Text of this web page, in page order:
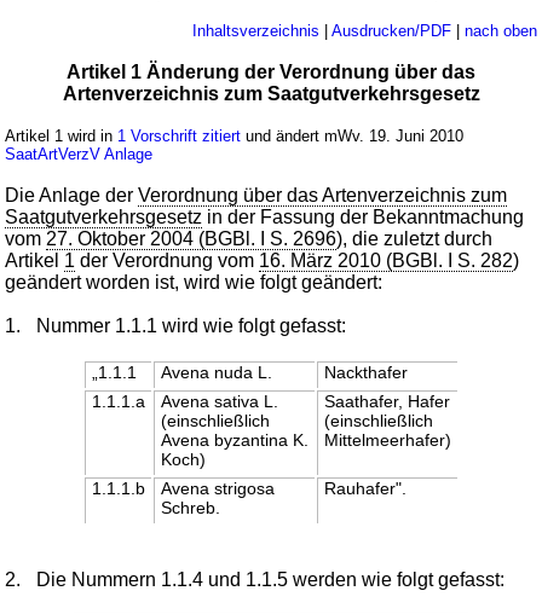
Inhaltsverzeichnis | Ausdrucken/PDF| nach oben
Artikel 1 Änderung der Verordnung über das
Artenverzeichnis zum Saatgutverkehrsgesetz
Artikel 1 wird in 1 Vorschrift zitiert und ändert mWv. 19. Juni 2010
SaatArtVerzV Anlage
Die Anlage derVerordnung über das Artenverzeichnis zum
Saatgutverkehrsgesetz in der Fassung der Bekanntmachung
vom 27. Oktober 2004 (BGBl. I S. 2696), die zuletzt durch
Artikel 1 der Verordnung vom 16. März 2010 (BGBl. I S. 282)
geändert worden ist, wird wie folgt geändert:
1. Nummer 1.1.1 wird wie folgt gefasst:
„1.1.1 Avena nuda L.
Nackthafer
1.1.1.a
Avena sativa L.
(einschließlich
Avena byzantina K.
Koch)
Saathafer, Hafer
(einschließlich
Mittelmeerhafer)
1.1.1.b
Avena strigosa
Schreb.
Rauhafer".
2. Die Nummern 1.1.4 und 1.1.5 werden wie folgt gefasst: